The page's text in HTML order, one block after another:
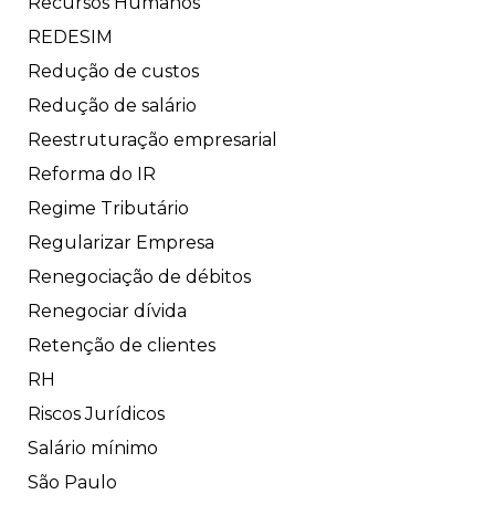
REDESIM
Redução de custos
Redução de salário
Reestruturação empresarial
Reforma do IR
Regime Tributário
Regularizar Empresa
Renegociação de débitos
Renegociar dívida
Retenção de clientes
RH
Riscos Jurídicos
Salário mínimo
São Paulo